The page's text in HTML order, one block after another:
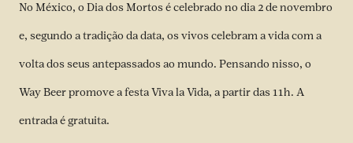
No México, o Dia dos Mortos é celebrado no dia 2 de novembro
e, segundo a tradição da data, os vivos celebram a vida com a
volta dos seus antepassados ao mundo. Pensando nisso, o
Way Beer promove a festa Viva la Vida, a partir das 11h. A
entrada é gratuita.